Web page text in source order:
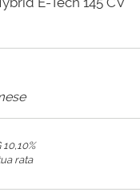
10,10%
rata